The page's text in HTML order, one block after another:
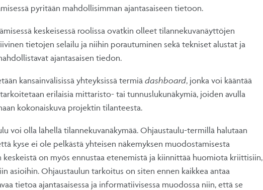
pyritään mahdollisimman ajantasaiseen tietoon.
keskeisessä roolissa ovatkin olleet tilannekuvanäyttöjen
tietojen selailu ja niihin porautuminen sekä tekniset alustat ja
ajantasaisen tiedon.
kansainvälisissä yhteyksissä termiä dashboard, jonka voi kääntää
tarkoitetaan erilaisia mittaristo- tai tunnuslukunäkymiä, joiden avulla
kokonaiskuva projektin tilanteesta.
voi olla lähellä tilannekuvanäkymää. Ohjaustaulu-termillä halutaan
kyse ei ole pelkästä yhteisen näkemyksen muodostamisesta
keskeistä on myös ennustaa etenemistä ja kiinnittää huomiota kriittisiin,
asioihin. Ohjaustaulun tarkoitus on siten ennen kaikkea antaa
tietoa ajantasaisessa ja informatiivisessa muodossa niin, että se